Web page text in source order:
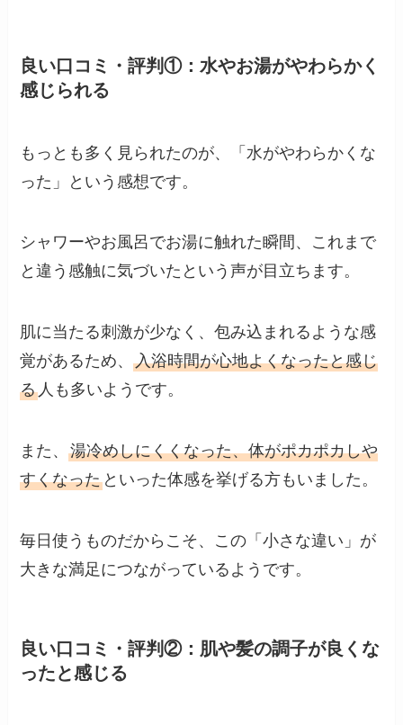
良い口コミ・評判①：水やお湯がやわらかく
感じられる
もっとも多く見られたのが、「水がやわらかくな
った」という感想です。
シャワーやお風呂でお湯に触れた瞬間、これまで
と違う感触に気づいたという声が目立ちます。
肌に当たる刺激が少なく、包み込まれるような感
覚があるため、入浴時間が心地よくなったと感じ
る 人も多いようです。
また、湯冷めしにくくなった、体がポカポカしや
すくなった といった体感を挙げる方もいました。
毎日使うものだからこそ、この「小さな違い」が
大きな満足につながっているようです。
良い口コミ・評判②：肌や髪の調子が良くな
ったと感じる